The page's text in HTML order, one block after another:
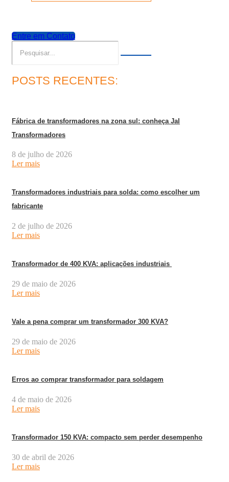
Entre em Contato
POSTS RECENTES:
Fábrica de transformadores na zona sul: conheça Jal
Transformadores
8 de julho de 2026
Ler mais
Transformadores industriais para solda: como escolher um
fabricante
2 de julho de 2026
Ler mais
Transformador de 400 KVA: aplicações industriais
29 de maio de 2026
Ler mais
Vale a pena comprar um transformador 300 KVA?
29 de maio de 2026
Ler mais
Erros ao comprar transformador para soldagem
4 de maio de 2026
Ler mais
Transformador 150 KVA: compacto sem perder desempenho
30 de abril de 2026
Ler mais